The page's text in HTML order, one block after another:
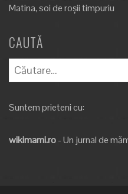
Matina, soi de roșii timpuriu
CAUTĂ
Caută
după:
Suntem prieteni cu:
wikimami.ro- Un jurnal de